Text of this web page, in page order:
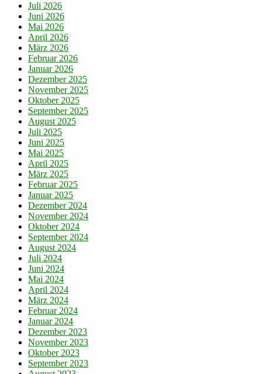
Juli 2026
Juni 2026
Mai 2026
April 2026
März 2026
Februar 2026
Januar 2026
Dezember 2025
November 2025
Oktober 2025
September 2025
August 2025
Juli 2025
Juni 2025
Mai 2025
April 2025
März 2025
Februar 2025
Januar 2025
Dezember 2024
November 2024
Oktober 2024
September 2024
August 2024
Juli 2024
Juni 2024
Mai 2024
April 2024
März 2024
Februar 2024
Januar 2024
Dezember 2023
November 2023
Oktober 2023
September 2023